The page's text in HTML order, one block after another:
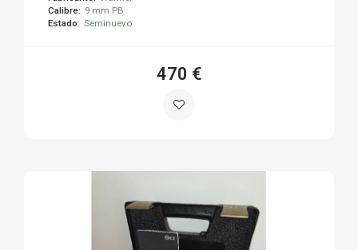
Calibre: 9 mm PB
Estado: Seminuevo
470 €